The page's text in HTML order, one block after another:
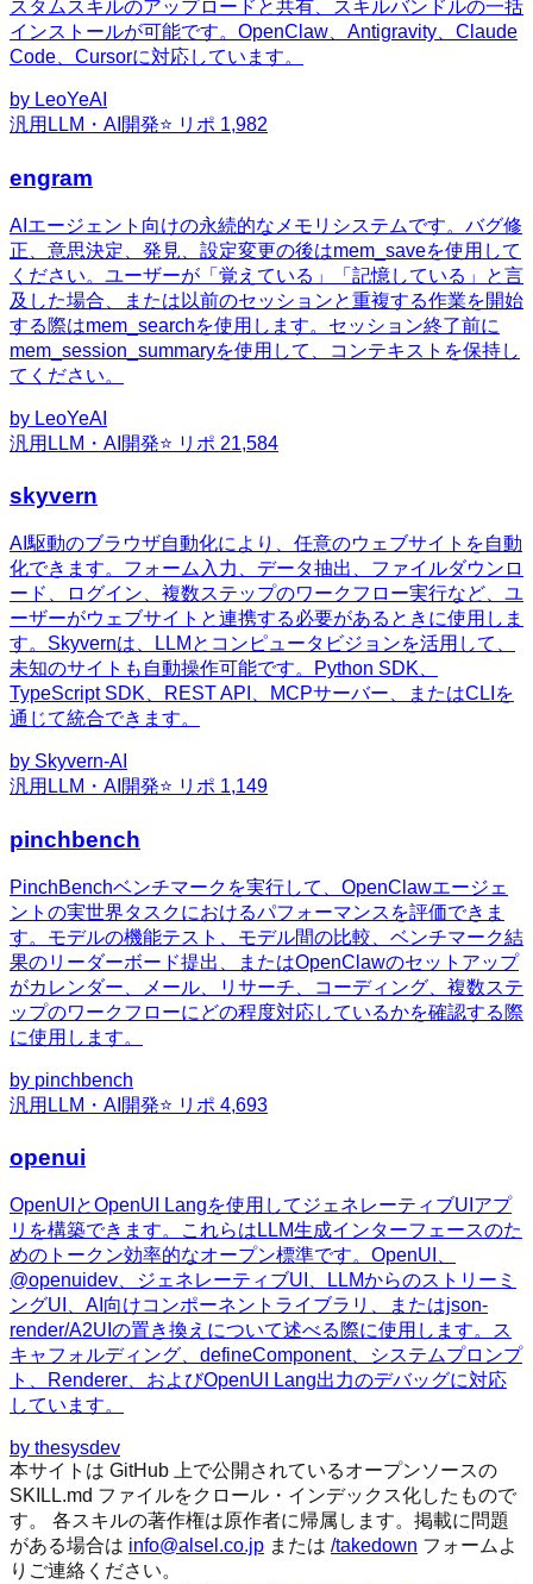
スタムスキルのアップロードと共有、スキルバンドルの一括
インストールが可能です。OpenClaw、Antigravity、Claude
Code、Cursorに対応しています。
by LeoYeAI
汎用 LLM・AI開発⭐ リポ 1,982
engram
AIエージェント向けの永続的なメモリシステムです。バグ修
正、意思決定、発見、設定変更の後はmem_saveを使用して
ください。ユーザーが「覚えている」「記憶している」と言
及した場合、または以前のセッションと重複する作業を開始
する際はmem_searchを使用します。セッション終了前に
mem_session_summaryを使用して、コンテキストを保持し
てください。
by LeoYeAI
汎用 LLM・AI開発⭐ リポ 21,584
skyvern
AI駆動のブラウザ自動化により、任意のウェブサイトを自動
化できます。フォーム入力、データ抽出、ファイルダウンロ
ード、ログイン、複数ステップのワークフロー実行など、ユ
ーザーがウェブサイトと連携する必要があるときに使用しま
す。Skyvernは、LLMとコンピュータビジョンを活用して、
未知のサイトも自動操作可能です。Python SDK、
TypeScript SDK、REST API、MCPサーバー、またはCLIを
通じて統合できます。
by Skyvern-AI
汎用 LLM・AI開発⭐ リポ 1,149
pinchbench
PinchBenchベンチマークを実行して、OpenClawエージェ
ントの実世界タスクにおけるパフォーマンスを評価できま
す。モデルの機能テスト、モデル間の比較、ベンチマーク結
果のリーダーボード提出、またはOpenClawのセットアップ
がカレンダー、メール、リサーチ、コーディング、複数ステ
ップのワークフローにどの程度対応しているかを確認する際
に使用します。
by pinchbench
汎用 LLM・AI開発⭐ リポ 4,693
openui
OpenUIとOpenUI Langを使用してジェネレーティブUIアプ
リを構築できます。これらはLLM生成インターフェースのた
めのトークン効率的なオープン標準です。OpenUI、
@openuidev、ジェネレーティブUI、LLMからのストリーミ
ングUI、AI向けコンポーネントライブラリ、またはjson-
render/A2UIの置き換えについて述べる際に使用します。ス
キャフォルディング、defineComponent、システムプロンプ
ト、Renderer、およびOpenUI Lang出力のデバッグに対応
しています。
by thesysdev
本サイトは GitHub 上で公開されているオープンソースの
SKILL.md ファイルをクロール・インデックス化したもので
す。 各スキルの著作権は原作者に帰属します。掲載に問題
がある場合は info@alsel.co.jp または /takedown フォームよ
りご連絡ください。